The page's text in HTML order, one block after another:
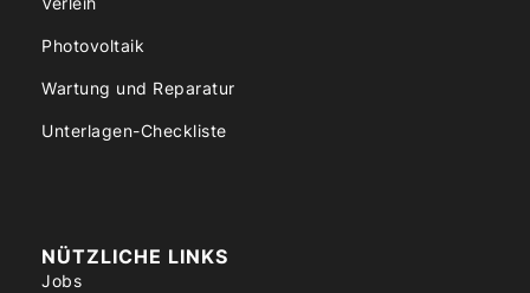
Photovoltaik
Wartung und Reparatur
Unterlagen-Checkliste
NÜTZLICHE LINKS
Jobs